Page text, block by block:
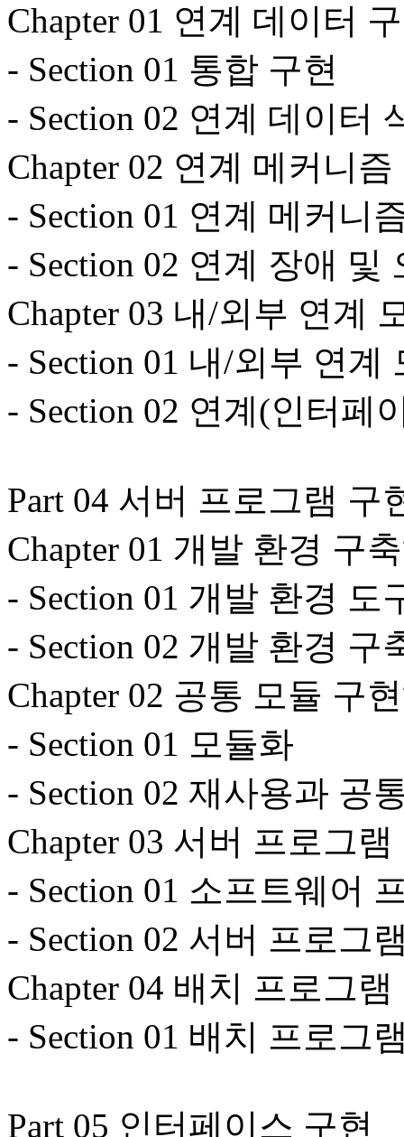
Chapter 01 연계 데이터
- Section 01 통합 구현
- Section 02 연계 데이터
Chapter 02 연계 메커니
- Section 01 연계 메커니
- Section 02 연계 장애 및
Chapter 03 내/외부 연계
- Section 01 내/외부 연계
- Section 02 연계(인터페
Part 04 서버 프로그램 구
Chapter 01 개발 환경 구
- Section 01 개발 환경 도
- Section 02 개발 환경 구
Chapter 02 공통 모듈 구
- Section 01 모듈화
- Section 02 재사용과 공
Chapter 03 서버 프로그
- Section 01 소프트웨어
- Section 02 서버 프로그
Chapter 04 배치 프로그
- Section 01 배치 프로그
Part 05 인터페이스 구현